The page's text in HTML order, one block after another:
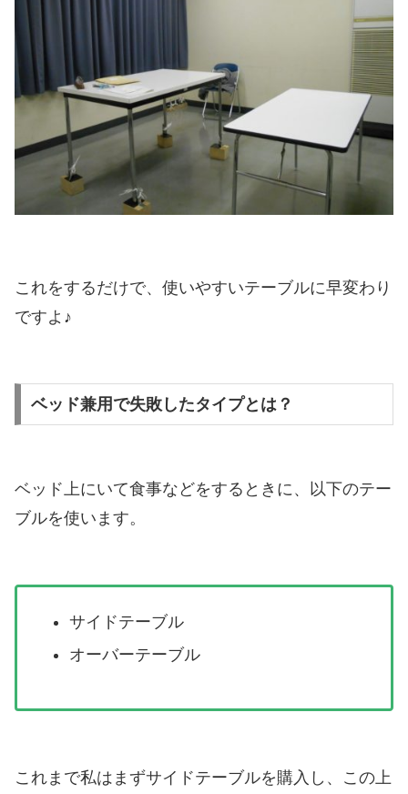
これをするだけで、使いやすいテーブルに早変わり
ですよ♪
ベッド兼用で失敗したタイプとは？
ベッド上にいて食事などをするときに、以下のテー
ブルを使います。
サイドテーブル
オーバーテーブル
これまで私はまずサイドテーブルを購入し、この上